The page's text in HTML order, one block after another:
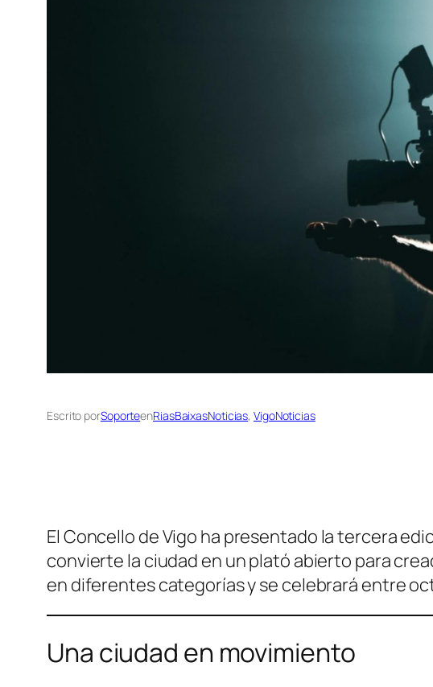
Escrito porSoporteenRiasBaixasNoticias, VigoNoticias
El Concello de Vigo ha presentado la tercera
convierte la ciudad en un plató abierto para
en diferentes categorías y se celebrará entre
Una ciudad en movimiento